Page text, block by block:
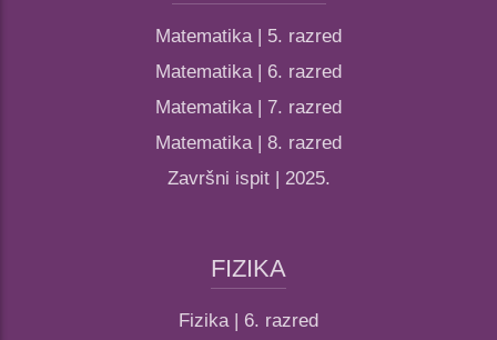
Matematika | 5. razred
Matematika | 6. razred
Matematika | 7. razred
Matematika | 8. razred
Završni ispit | 2025.
FIZIKA
Fizika | 6. razred